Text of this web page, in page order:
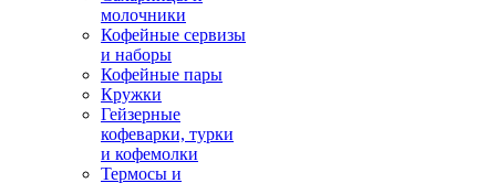
молочники
Кофейные сервизы
и наборы
Кофейные пары
Кружки
Гейзерные
кофеварки, турки
и кофемолки
Термосы и